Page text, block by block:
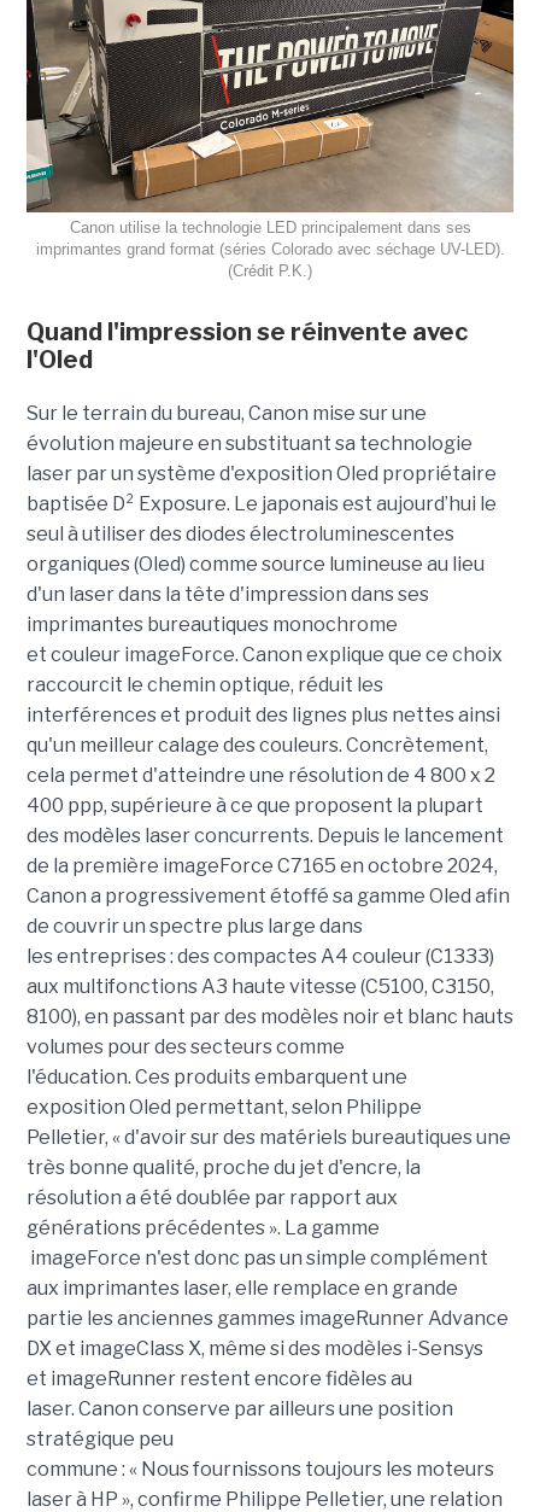
Canon utilise la technologie LED principalement dans ses
imprimantes grand format (séries Colorado avec séchage UV-LED).
(Crédit P.K.)
Quand l'impression se réinvente avec
l'Oled
Sur le terrain du bureau, Canon mise sur une
évolution majeure en substituant sa technologie
laser par un système d'exposition Oled propriétaire
baptisée D² Exposure. Le japonais est aujourd’hui le
seul à utiliser des diodes électroluminescentes
organiques (Oled) comme source lumineuse au lieu
d'un laser dans la tête d'impression dans ses
imprimantes bureautiques monochrome
et couleur imageForce. Canon explique que ce choix
raccourcit le chemin optique, réduit les
interférences et produit des lignes plus nettes ainsi
qu'un meilleur calage des couleurs. Concrètement,
cela permet d'atteindre une résolution de 4 800 x 2
400 ppp, supérieure à ce que proposent la plupart
des modèles laser concurrents. Depuis le lancement
de la première imageForce C7165 en octobre 2024,
Canon a progressivement étoffé sa gamme Oled afin
de couvrir un spectre plus large dans
les entreprises : des compactes A4 couleur (C1333)
aux multifonctions A3 haute vitesse (C5100, C3150,
8100), en passant par des modèles noir et blanc hauts
volumes pour des secteurs comme
l'éducation. Ces produitsembarquent une
exposition Oled permettant, selon Philippe
Pelletier, « d'avoir sur des matériels bureautiques une
très bonne qualité, proche du jet d'encre, la
résolution a été doublée par rapport aux
générations précédentes». La gamme
imageForce n'est donc pas un simple complément
aux imprimantes laser, elle remplace en grande
partie les anciennes gammes imageRunner Advance
DX et imageClass X, même si des modèles i-Sensys
et imageRunner restent encore fidèles au
laser. Canon conserve par ailleurs une position
stratégique peu
commune : « Nous fournissons toujours les moteurs
laser à HP », confirme Philippe Pelletier, une relation